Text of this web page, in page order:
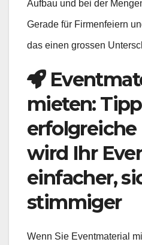
Aufbau und bei der
Gerade für Firmenfeiern
das einen grossen
mieten:
erfolgreiche
wird Ihr
einfacher,
stimmiger
Wenn Sie Eventmaterial